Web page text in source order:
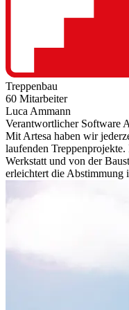
Treppenbau
60 Mitarbeiter
Luca Ammann
Verantwortlicher Software
Mit Artesa haben wir
laufenden
Werkstatt und von der
erleichtert die Abstimmung